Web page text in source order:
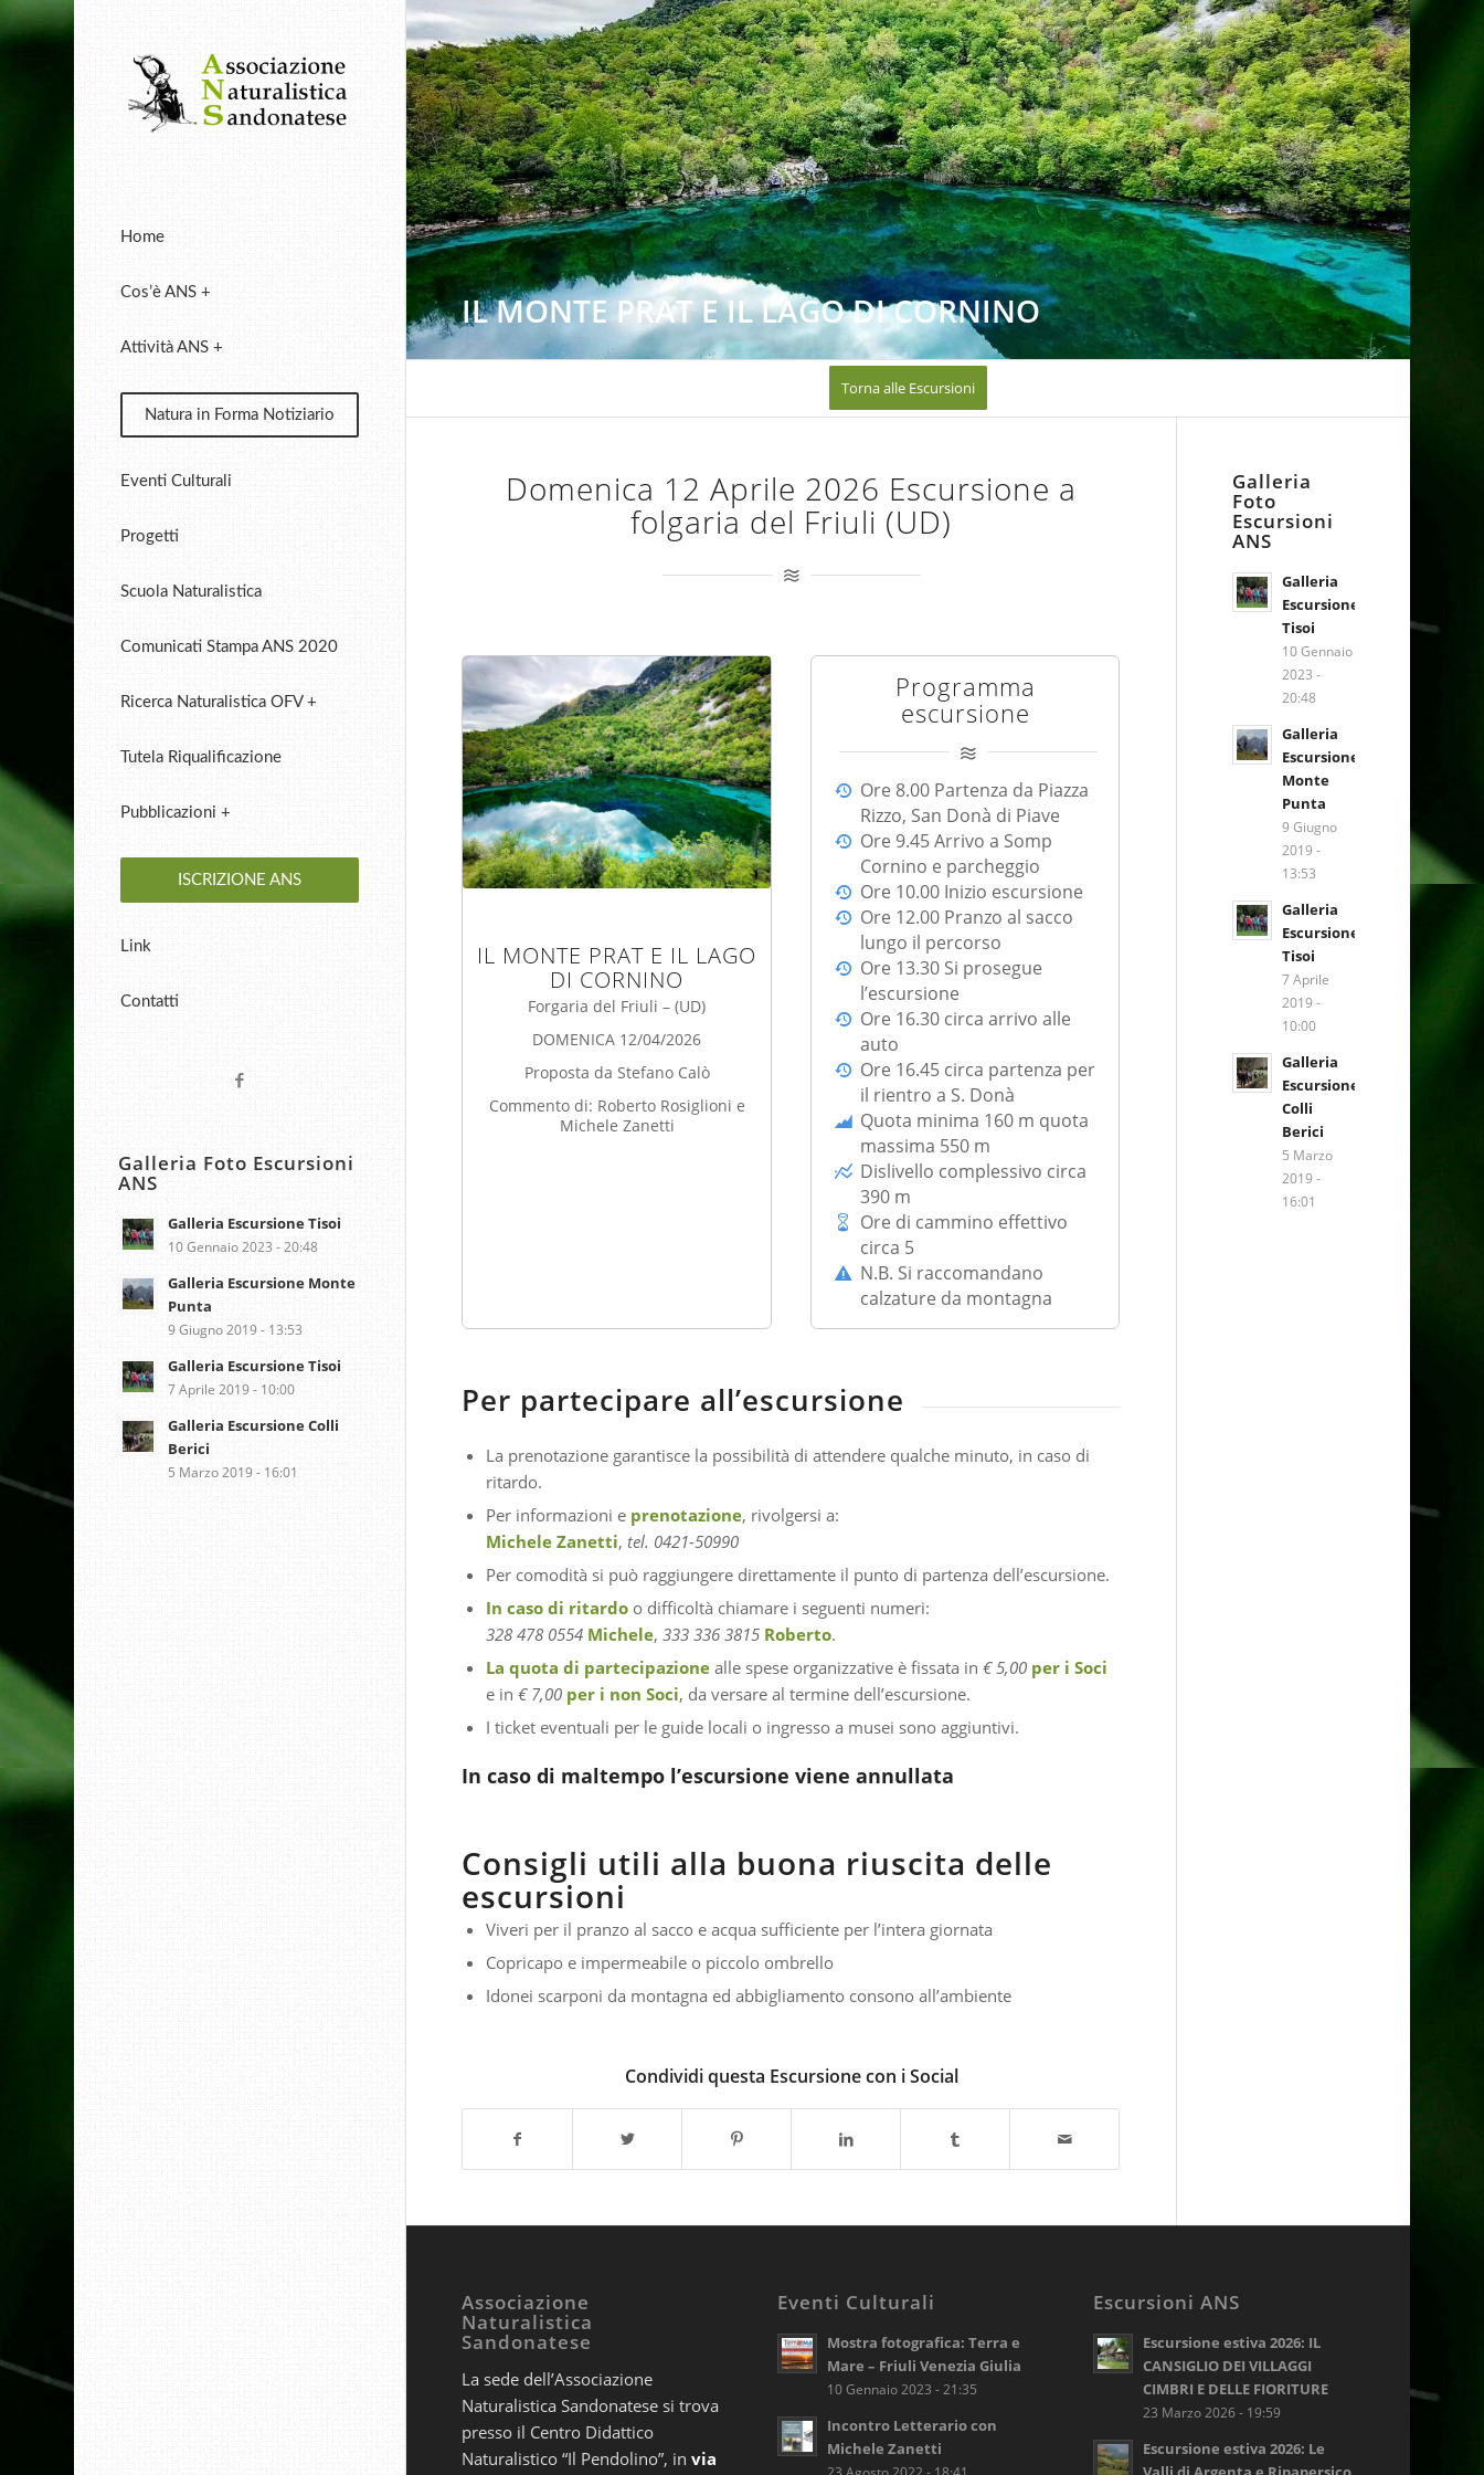
Home
Cos’è ANS +
Attività ANS +
Natura in Forma Notiziario
Eventi Culturali
Progetti
Scuola Naturalistica
Comunicati Stampa ANS 2020
Ricerca Naturalistica OFV +
Tutela Riqualificazione
Pubblicazioni +
ISCRIZIONE ANS
Link
Contatti
Galleria Foto Escursioni
ANS
Galleria Escursione Tisoi
10 Gennaio 2023 - 20:48
Galleria Escursione Monte
Punta
9 Giugno 2019 - 13:53
Galleria Escursione Tisoi
7 Aprile 2019 - 10:00
Galleria Escursione Colli
Berici
5 Marzo 2019 - 16:01
IL MONTE PRAT E IL LAGO DI CORNINO
Torna alle Escursioni
Domenica 12 Aprile 2026 Escursione a
folgaria del Friuli (UD)
IL MONTE PRAT E IL LAGO
DI CORNINO
Forgaria del Friuli – (UD)
DOMENICA 12/04/2026
Proposta da Stefano Calò
Commento di: Roberto Rosiglioni e
Michele Zanetti
Programma
escursione
Ore 8.00 Partenza da Piazza
Rizzo, San Donà di Piave
Ore 9.45 Arrivo a Somp
Cornino e parcheggio
Ore 10.00 Inizio escursione
Ore 12.00 Pranzo al sacco
lungo il percorso
Ore 13.30 Si prosegue
l’escursione
Ore 16.30 circa arrivo alle
auto
Ore 16.45 circa partenza per
il rientro a S. Donà
Quota minima 160 m quota
massima 550 m
Dislivello complessivo circa
390 m
Ore di cammino effettivo
circa 5
N.B. Si raccomandano
calzature da montagna
Per partecipare all’escursione
La prenotazione garantisce la possibilità di attendere qualche minuto, in caso di
ritardo.
Per informazioni e prenotazione, rivolgersi a:
Michele Zanetti,tel. 0421-50990
Per comodità si può raggiungere direttamente il punto di partenza dell’escursione.
In caso di ritardo o difficoltà chiamare i seguenti numeri:
328 478 0554 Michele,333 336 3815 Roberto.
La quota di partecipazione alle spese organizzative è fissata in€ 5,00 per i Soci
e in€ 7,00 per i non Soci, da versare al termine dell’escursione.
I ticket eventuali per le guide locali o ingresso a musei sono aggiuntivi.
In caso di maltempo l’escursione viene annullata
Consigli utili alla buona riuscita delle
escursioni
Viveri per il pranzo al sacco e acqua sufficiente per l’intera giornata
Copricapo e impermeabile o piccolo ombrello
Idonei scarponi da montagna ed abbigliamento consono all’ambiente
Condividi questa Escursione con i Social
Galleria
Foto
Escursioni
ANS
Galleria
Escursione
Tisoi
10 Gennaio
2023 -
20:48
Galleria
Escursione
Monte
Punta
9 Giugno
2019 -
13:53
Galleria
Escursione
Tisoi
7 Aprile
2019 -
10:00
Galleria
Escursione
Colli
Berici
5 Marzo
2019 -
16:01
Associazione
Naturalistica
Sandonatese
La sede dell’Associazione
Naturalistica Sandonatese si trova
presso il Centro Didattico
Naturalistico “Il Pendolino”, invia
Eventi Culturali
Mostra fotografica: Terra e
Mare – Friuli Venezia Giulia
10 Gennaio 2023 - 21:35
Incontro Letterario con
Michele Zanetti
23 Agosto 2022 - 18:41
Escursioni ANS
Escursione estiva 2026: IL
CANSIGLIO DEI VILLAGGI
CIMBRI E DELLE FIORITURE
23 Marzo 2026 - 19:59
Escursione estiva 2026: Le